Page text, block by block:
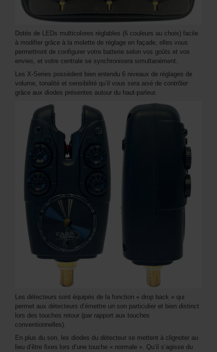
Dotés de LEDs multicolores réglables (6 couleurs au choix) facile
à modifier grâce à la molette de réglage en façade, elles vous
permettront de configurer votre batterie selon vos goûts et vos
envies, et votre centrale se synchronisera simultanément.
Les X-Series possèdent bien entendu 6 niveaux de réglages de
volume, tonalité et sensibilité qu’il vous sera aisé de contrôler
grâce aux diodes présentes autour du haut-parleur.
Les détecteurs sont équipés de la fonction « drop back » qui
permet aux détecteurs d’émettre un son particulier et bien distinct
lors des touches retour (par rapport aux touches
conventionnelles).
En plus du son, les diodes du détecteur se mettent à clignoter au
lieu d’être fixes lors d’une touche « normale ». Qu’il s’agisse du